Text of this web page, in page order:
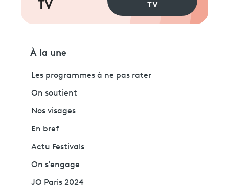
TV
TV
À la une
Les programmes à ne pas rater
On soutient
Nos visages
En bref
Actu Festivals
On s'engage
JO Paris 2024